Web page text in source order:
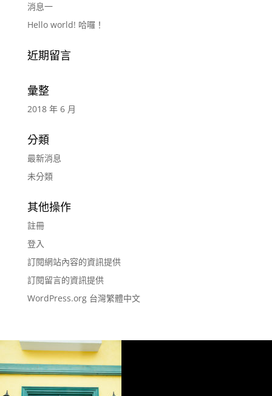
消息一
Hello world! 哈囉！
近期留言
彙整
2018 年 6 月
分類
最新消息
未分類
其他操作
註冊
登入
訂閱網站內容的資訊提供
訂閱留言的資訊提供
WordPress.org 台灣繁體中文